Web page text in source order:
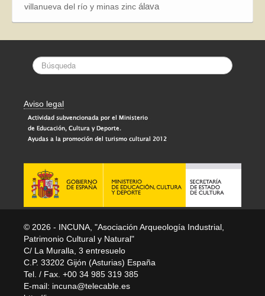
villanueva del río y minas zinc álava
Aviso legal
© 2026 - INCUNA, "Asociación Arqueología Industrial,
Patrimonio Cultural y Natural"
C/ La Muralla, 3 entresuelo
C.P. 33202 Gijón (Asturias) España
Tel. / Fax. +00 34 985 319 385
E-mail: incuna@telecable.es